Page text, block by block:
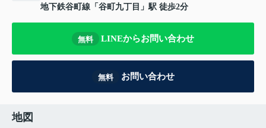
地下鉄谷町線 「 谷町九丁目 」駅 徒歩2分
無料 LINEからお問い合わせ
無料 お問い合わせ
地図